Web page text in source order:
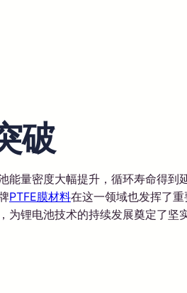
破
量密度大幅提升，循环寿命得到
PTFE膜材料在这一领域也发挥了
锂电池技术的持续发展奠定了坚实